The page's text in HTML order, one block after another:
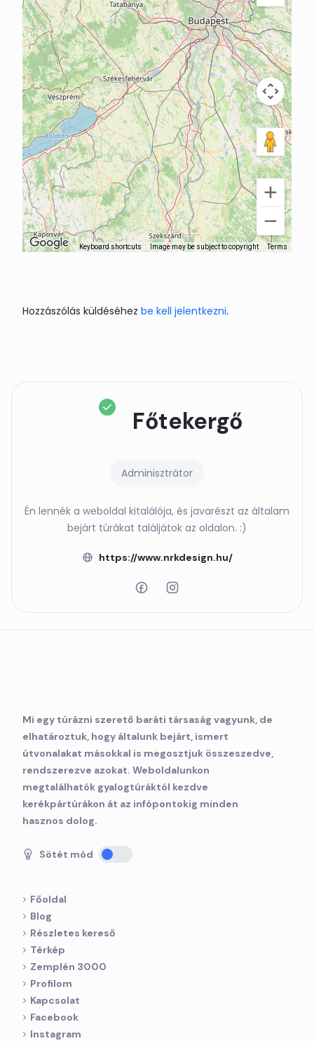
Keyboard shortcuts Image may be subject to copyright Terms
Főtekergő
Adminisztrátor
Én lennék a weboldal kitalálója, és javarészt az általam
bejárt túrákat találjátok az oldalon. :)
https://www.nrkdesign.hu/
Hozzászólás küldéséhez be kell jelentkezni.
Mi egy túrázni szerető baráti társaság vagyunk, de
elhatároztuk, hogy általunk bejárt, ismert
útvonalakat másokkal is megosztjuk összeszedve,
rendszerezve azokat. Weboldalunkon
megtalálhatók gyalogtúráktól kezdve
kerékpártúrákon át az infópontokig minden
hasznos dolog.
Sötét mód
Főoldal
Blog
Részletes kereső
Térkép
Zemplén 3000
Profilom
Kapcsolat
Facebook
Instagram